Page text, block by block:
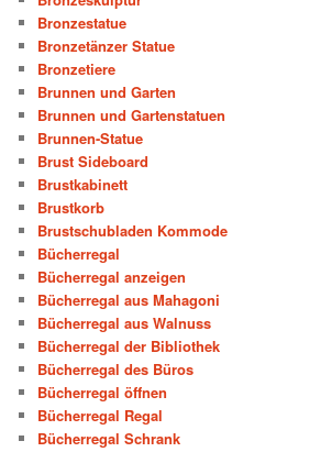
Bronzestatue
Bronzetänzer Statue
Bronzetiere
Brunnen und Garten
Brunnen und Gartenstatuen
Brunnen-Statue
Brust Sideboard
Brustkabinett
Brustkorb
Brustschubladen Kommode
Bücherregal
Bücherregal anzeigen
Bücherregal aus Mahagoni
Bücherregal aus Walnuss
Bücherregal der Bibliothek
Bücherregal des Büros
Bücherregal öffnen
Bücherregal Regal
Bücherregal Schrank